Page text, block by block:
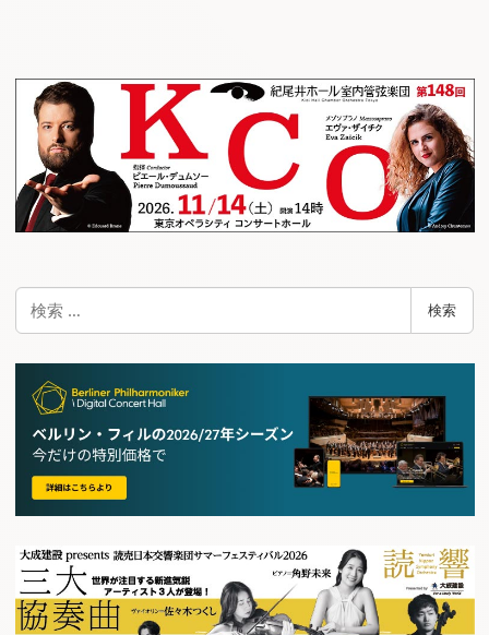
ゲ
ー
ョ
ン
検
検索